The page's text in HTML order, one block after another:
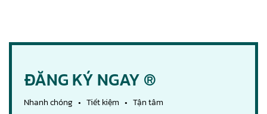
ĐĂNG KÝ NGAY ®
Nhanh chóng • Tiết kiệm • Tận tâm